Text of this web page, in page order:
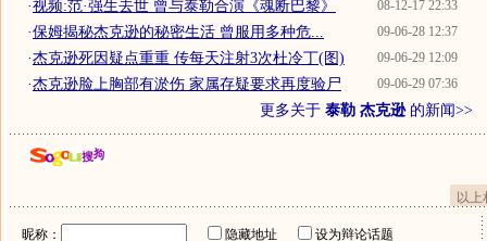
08-12-17 22:33
·视频:范·强生去世 曾与泰勒合演《魂断巴黎》
09-06-28 12:37
·保姆揭秘杰克逊的秘密生活 曾服用多种危...
09-06-29 12:09
·杰克逊死因疑点重重 传每天注射3次杜冷丁(图)
09-06-29 07:36
·杰克逊脸上胸部有淤伤 家属存疑要求再度验尸
更多关于 泰勒 杰克逊的新闻>>
以
昵称： 隐藏地址 设为辩论话题